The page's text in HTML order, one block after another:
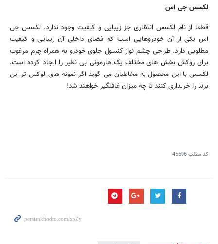
لکسس جی اس
قطعا از نام لکسس انتظاری جز زیبایی و کیفیت وجود ندارد. لکسس جی
اس یکی از آن خودروهایی است که فضای داخلی آن زیبایی و کیفیت
مطلوبی دارد. طراحی چشم نواز کنسول جلوی خودرو به همراه چرم مرغوب
برای روکش بخش های مختلف یک هارمونی بی نظیر را ایجاد کرده است.
لکسس با این محصول به مخاطبان می گوید اگر نمونه های لوکس تر این
برند را خریداری کنند تا چه میزان غافلگیر خواهند شد!
کد مطلب45596